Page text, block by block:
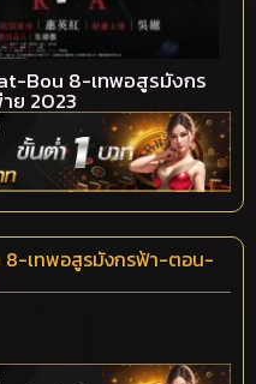
Bou 8-เทพอสูรมังกร
ย 2023
8-เทพอสูรมังกรฟ้า-ตอน-